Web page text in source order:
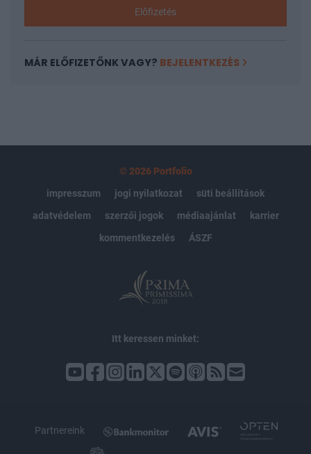
Előfizetés
MÁR ELŐFIZETŐNK VAGY? BEJELENTKEZÉS
© 2026 Portfolio
impresszum
jogi nyilatkozat
süti beállítások
adatvédelem
szerzői jogok médiaajánlat
karrier
kommentkezelés
ÁSZF
Itt keressen minket:
Partnereink